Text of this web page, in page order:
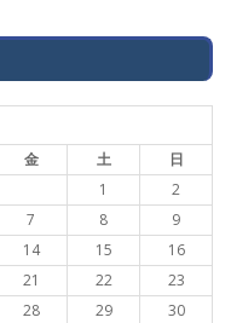
金 土
日
1
2
7 8
9
14 15
16
21 22
23
28 29
30